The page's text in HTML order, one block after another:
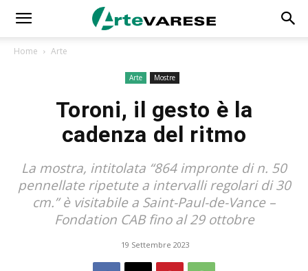
Home Arte
Arte Mostre
Toroni, il gesto è la
cadenza del ritmo
La mostra, intitolata “864 impronte di n. 50
pennellate ripetute a intervalli regolari di 30
cm.” è visitabile a Saint-Paul-de-Vance –
Fondation CAB fino al 29 ottobre
19 Settembre 2023